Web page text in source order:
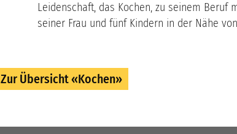
Leidenschaft, das Kochen, zu seinem Beruf
seiner Frau und fünf Kindern in der Nähe
Zur Übersicht «Kochen»